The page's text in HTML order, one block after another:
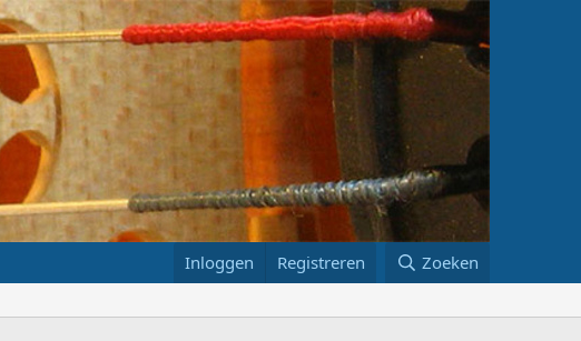
Inloggen Registreren Zoeken